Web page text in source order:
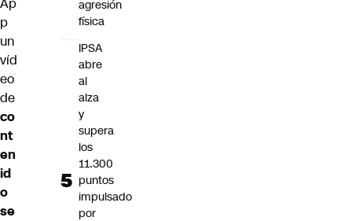
p
un
víd
eo
de
co
nt
en
id
o
se
agresión
física
IPSA
abre
al
alza
y
supera
los
11.300
puntos
impulsado
por